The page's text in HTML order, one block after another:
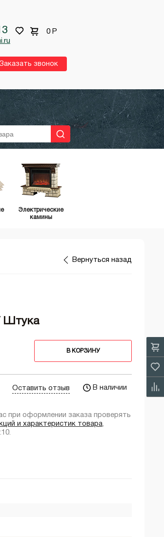
0 Р
звонок
Электрические
камины
Вернуться назад
Штука
В КОРЗИНУ
Оставить отзыв В наличии
при оформлении заказа проверять
и характеристик товара,